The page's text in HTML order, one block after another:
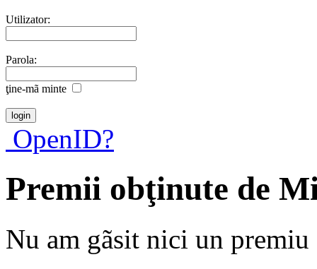
Utilizator:
Parola:
ţine-mã minte
OpenID?
Premii obţinute de
Nu am gãsit nici un premiu